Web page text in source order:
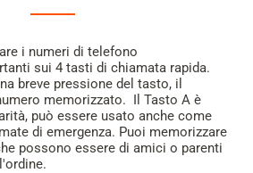
i numeri di telefono
sui 4 tasti di chiamata rapida.
breve pressione del tasto, il
memorizzato. Il Tasto A è
può essere usato anche come
di emergenza. Puoi memorizzare
possono essere di amici o parenti